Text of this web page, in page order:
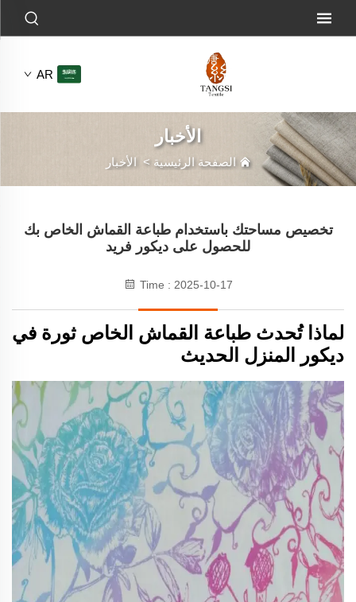
AR
الأخبار
الصفحة الرئيسية >الأخبار
تخصيص مساحتك باستخدام طباعة القماش الخاص بك
للحصول على ديكور فريد
Time : 2025-10-17
لماذا تُحدث طباعة القماش الخاص ثورة في
ديكور المنزل الحديث